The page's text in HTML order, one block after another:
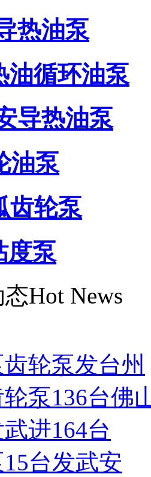
热油泵
油循环油泵
导热油泵
油泵
齿轮泵
度泵
Hot News
轮泵发台州
泵136台佛
进164台
台发武安